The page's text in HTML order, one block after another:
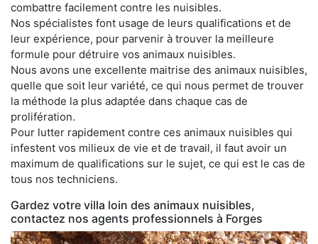
combattre facilement contre les nuisibles.
Nos spécialistes font usage de leurs qualifications et de
leur expérience, pour parvenir à trouver la meilleure
formule pour détruire vos animaux nuisibles.
Nous avons une excellente maitrise des animaux nuisibles,
quelle que soit leur variété, ce qui nous permet de trouver
la méthode la plus adaptée dans chaque cas de
prolifération.
Pour lutter rapidement contre ces animaux nuisibles qui
infestent vos milieux de vie et de travail, il faut avoir un
maximum de qualifications sur le sujet, ce qui est le cas de
tous nos techniciens.
Gardez votre villa loin des animaux nuisibles,
contactez nos agents professionnels à Forges